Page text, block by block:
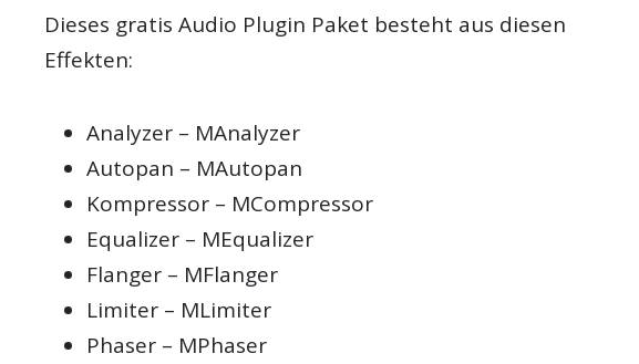
Dieses gratis Audio Plugin Paket besteht aus diesen
Effekten:
Analyzer – MAnalyzer
Autopan – MAutopan
Kompressor – MCompressor
Equalizer – MEqualizer
Flanger – MFlanger
Limiter – MLimiter
Phaser – MPhaser